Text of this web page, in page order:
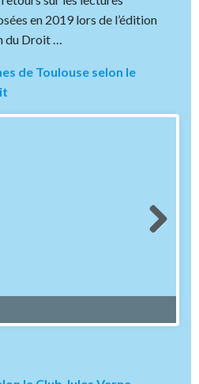
en 2019 lors de l’édition
du Droit …
de Toulouse selon le